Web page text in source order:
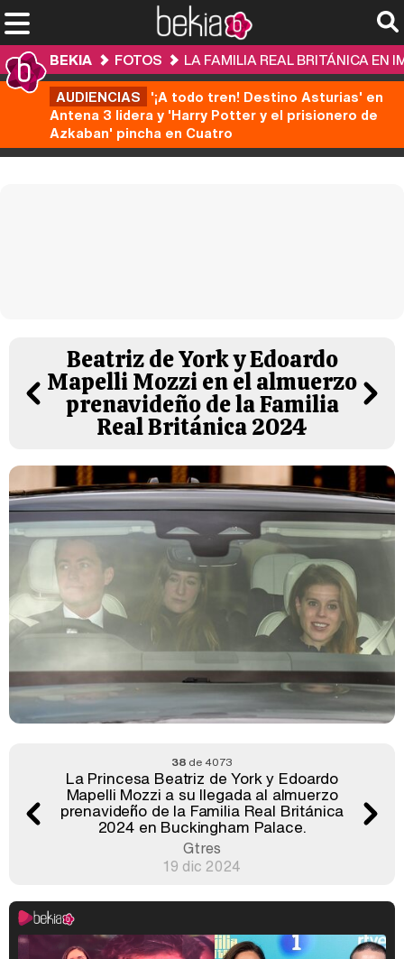
BEKIA FOTOS
LA FAMILIA REAL BRITÁNICA EN
AUDIENCIAS '¡A todo tren! Destino Asturias' en
Antena 3 lidera y 'Harry Potter y el prisionero de
Azkaban' pincha en Cuatro
Beatriz de York y Edoardo
Mapelli Mozzi en el almuerzo
prenavideño de la Familia
Real Británica 2024
38 de 4073
La Princesa Beatriz de York y Edoardo
Mapelli Mozzi a su llegada al almuerzo
prenavideño de la Familia Real Británica
2024 en Buckingham Palace.
Gtres
19 dic 2024